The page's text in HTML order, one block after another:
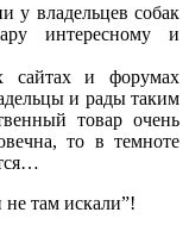
у владельцев собак
интересному и
сайтах и форумах
и рады таким
товар очень
то в темноте
там искали”!